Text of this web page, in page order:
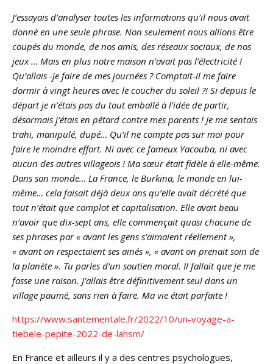
J’essayais d’analyser toutes les informations qu’il nous avait
donné en une seule phrase. Non seulement nous allions être
coupés du monde, de nos amis, des réseaux sociaux, de nos
jeux … Mais en plus notre maison n’avait pas l’électricité !
Qu’allais -je faire de mes journées ? Comptait-il me faire
dormir à vingt heures avec le coucher du soleil ?! Si depuis le
départ je n’étais pas du tout emballé à l’idée de partir,
désormais j’étais en pétard contre mes parents ! Je me sentais
trahi, manipulé, dupé… Qu’il ne compte pas sur moi pour
faire le moindre effort. Ni avec ce fameux Yacouba, ni avec
aucun des autres villageois ! Ma sœur était fidèle à elle-même.
Dans son monde… La France, le Burkina, le monde en lui-
même… cela faisait déjà deux ans qu’elle avait décrété que
tout n’était que complot et capitalisation. Elle avait beau
n’avoir que dix-sept ans, elle commençait quasi chacune de
ses phrases par « avant les gens s’aimaient réellement »,
« avant on respectaient ses ainés », « avant on prenait soin de
la planète ». Tu parles d’un soutien moral. Il fallait que je me
fasse une raison. J’allais être définitivement seul dans un
village paumé, sans rien à faire. Ma vie était parfaite !
https://www.santementale.fr/2022/10/un-voyage-a-
tiebele-pepite-2022-de-lahsm/
En France et ailleurs il y a des centres psychologues,